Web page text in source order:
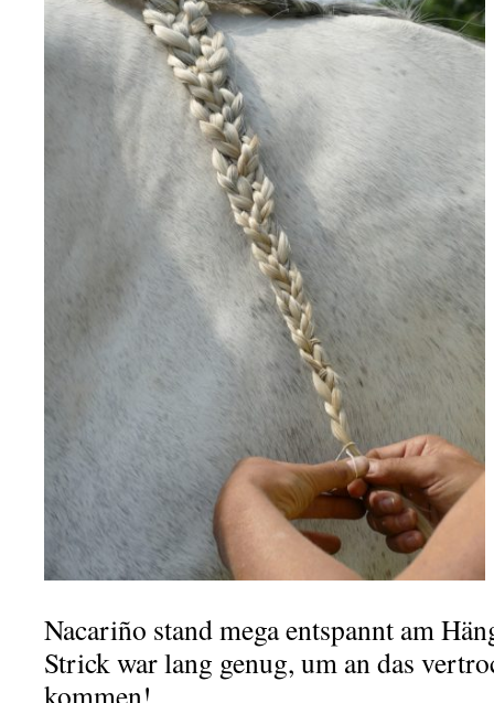
Nacariño stand mega entspannt am
Strick war lang genug, um an das
kommen!